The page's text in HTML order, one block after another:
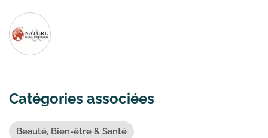
Catégories associées
Beauté, Bien-être & Santé